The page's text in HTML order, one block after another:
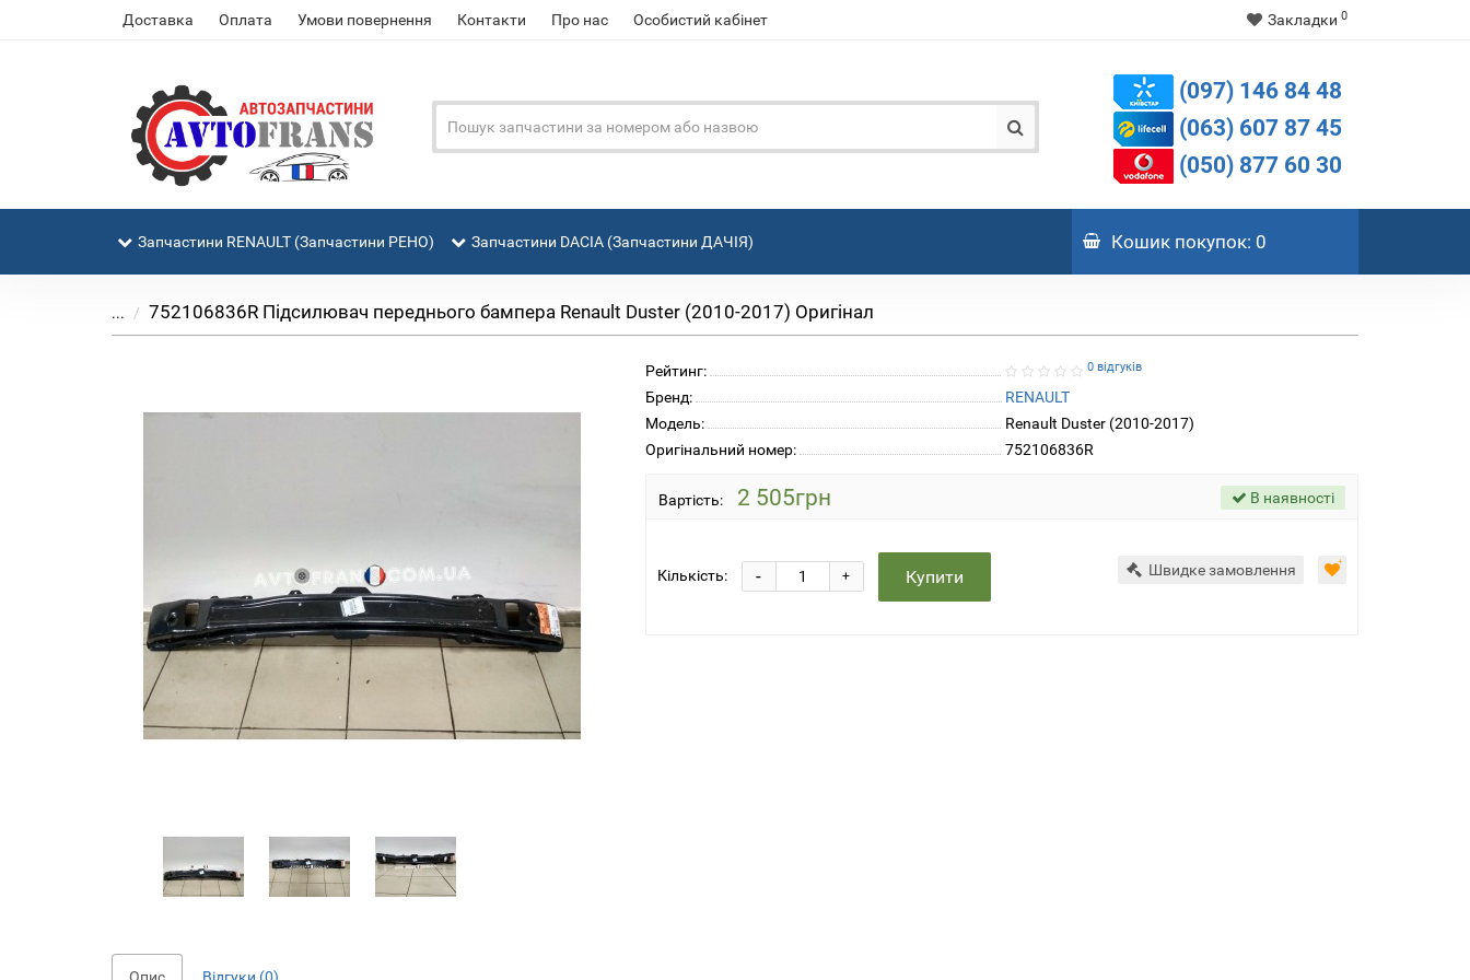
Доставка Оплата Умови повернення Контакти Про нас Особистий кабінет Закладки 0
(097) 146 84 48
(063) 607 87 45
(050) 877 60 30
Запчастини RENAULT (Запчастини РЕНО) Запчастини DACIA (Запчастини ДАЧІЯ) Кошикпокупок: 0
... 752106836R Підсилювач переднього бампера Renault Duster (2010-2017) Оригінал
Рейтинг: 0 відгуків
Бренд:
RENAULT
Модель:
Renault Duster (2010-2017)
Оригінальний номер:
752106836R
Вартість: 2 505грн В наявності
Кількість: +
- Купити Швидке замовлення
Опис Відгуки (0)